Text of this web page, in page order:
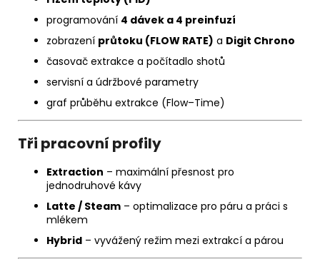
programování 4 dávek a 4 preinfuzí
zobrazení průtoku (FLOW RATE) a Digit Chrono
časovač extrakce a počítadlo shotů
servisní a údržbové parametry
graf průběhu extrakce (Flow–Time)
Tři pracovní profily
Extraction – maximální přesnost pro
jednodruhové kávy
Latte / Steam – optimalizace pro páru a práci s
mlékem
Hybrid – vyvážený režim mezi extrakcí a párou